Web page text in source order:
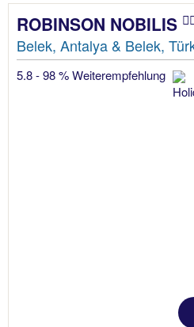
ROBINSON NOBILIS
Belek, Antalya & Belek,
5.8 - 98 % Weiterempfehlung